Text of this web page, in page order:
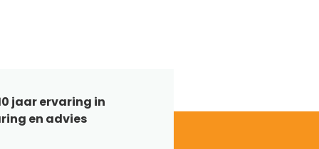
jaar ervaring in
en advies